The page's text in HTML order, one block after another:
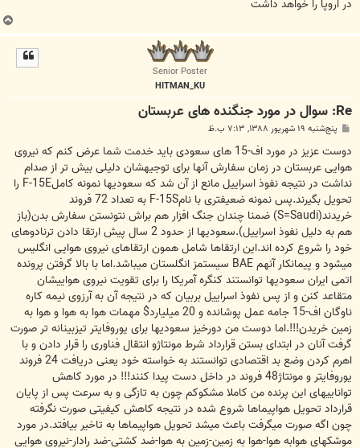
در اروپا را خواهد داشت
Senior Poster
HITMAN_KU
Re: سوال در مورد جنگنده های عربستان
س
ت
پنج‌شنبه ۱۹ شهریور ۱۳۸۸, ۷:۱۳ ب.ظ
دوست عزیز در مورد اف-15 های سعودی باید خدمت شما عرض کنم که نیروی
هوایی عربستان در زمان سفارش آنها برای توجیهشان دلیلی بیش تر از صدام
نداشت در نتیجه نفوذ اسراییل مانع از آن شد که سعودیها نمونه کاملF-15E را
تحویل بگیرند.پس نمونه ضعیفتری با نامF-15S به تعداد 72 فروند
خریدند(S=Saudi) ضمنا چندان جنگ افزار هم براش نتونستن سفارش بدن(باز
هم به دلیل نفوذ اسراییل).سعودیها از حدود 2 سال پیش ارتقا دادن ترنادوهای
خود را شروع کرده اند.این ارتقاها شامل همون ارتقاهای نیروی هوایی انگلیس
میشود و پیمانکار آنهم BAE سیستمز انگلستان میباشد.اما با بالا گرفتن پرونده
اتمی ایران سعودیها توانستند کنگره آمریکا را برای تقویت نیروی هواییشان
متقاعد کنن و از پس نفوذ اسراییل بربیان که در نتیجه آن به آرزوی نیمه کاره
ناوگان اف-15 جامه عمل پوشانده و 20 میلیارد$ مهمات هوا به هوا و هوا به
زمین خریدن!!!.اما دوست من دورخیز سعودیها برای یوروفایتر تیزبینانه تر صورت
گرفت آنان در ابتدای بستن قرارداد شرط مونتاژو انتقال فناوری را قرار دادن و با
اهرم کردن وضع بد اقتصادی توانستند به خواسته خود یعنی دریافت 24 فروند
یوروفایتر و مونتاژ48 فروند در داخل دست پیدا کنند!!! در مورد کاهش
تواناییهای این پرنده من کاملا مشکوکم چون به تازگی و به سرعت پس از پایان
قرارداد تحویل هواپیماها شروع شده در نتیجه کاهش کیفیتی صورت نگرفته
چون اگه صورت میگرفت باعث میشد تحویل هواپیماها به تاخیر بیافتد.در مورد
موشکهای هوابه هوا-هوا به زمین-زمین به هوا-ضد کشتی-ضد رادار-نیروی هوایی